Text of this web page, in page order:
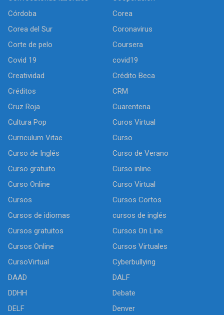
Córdoba
Corea
Corea del Sur
Coronavirus
Corte de pelo
Coursera
Covid 19
covid19
Creatividad
Crédito Beca
Créditos
CRM
Cruz Roja
Cuarentena
Cultura Pop
Curos Virtual
Curriculum Vitae
Curso
Curso de Inglés
Curso de Verano
Curso gratuito
Curso inline
Curso Online
Curso Virtual
Cursos
Cursos Cortos
Cursos de idiomas
cursos de inglés
Cursos gratuitos
Cursos On Line
Cursos Online
Cursos Virtuales
CursoVirtual
Cyberbullying
DAAD
DALF
DDHH
Debate
DELF
Denver